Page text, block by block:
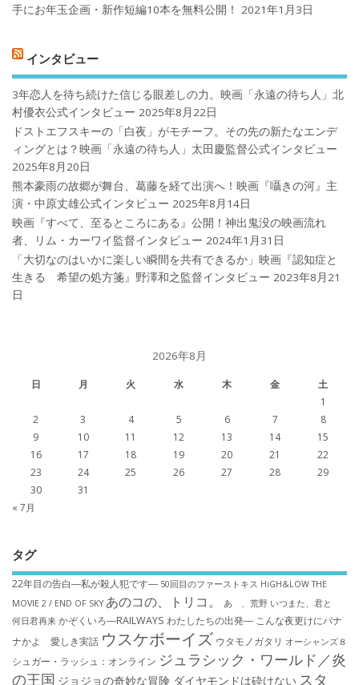
手にお年玉企画・新作短編10本を無料公開！
2021年1月3日
インタビュー
3年恋人を待ち続けた信じる眼差しの力。映画「永遠の待ち人」北
村優衣公式インタビュー 2025年8月22日
ドストエフスキーの「白夜」がモチーフ。その先の新たなエンデ
ィングとは？映画「永遠の待ち人」太田慶監督公式インタビュー
2025年8月20日
熊本豪雨の故郷が舞台、葛藤を経て出演へ！映画『囁きの河』主
演・中原丈雄公式インタビュー 2025年8月14日
映画『すべて、至るところにある』公開！神出鬼没の映画流れ
者、リム・カーワイ監督インタビュー 2024年1月31日
「大切なのはいかに楽しい瞬間を共有できるか」映画『認知症と
生きる 希望の処方箋』野澤和之監督インタビュー 2023年8月21
日
2026年8月
日 月 火 水 木 金
土
1
2
3 4 5 6 7
8
9
10 11 12 13 14
15
16
17 18 19 20 21
22
23
24 25 26 27 28
29
30
31
« 7月
タグ
22年目の告白―私が殺人犯です― 50回目のファーストキス HiGH&LOW THE
MOVIE 2 / END OF SKY あのコの、トリコ。 あゝ、荒野 いつまた、君と
何日君再来 かぞくいろ―RAILWAYS わたしたちの出発― こんな夜更けにバナ
ナかよ 愛しき実話 ウスケボーイズ ウタモノガタリ オーシャンズ８
シュガー・ラッシュ：オ​ンライン ジュラシック・ワールド／炎
の王国 ジョジョの奇妙な冒険 ダイヤモンドは砕けない スタ